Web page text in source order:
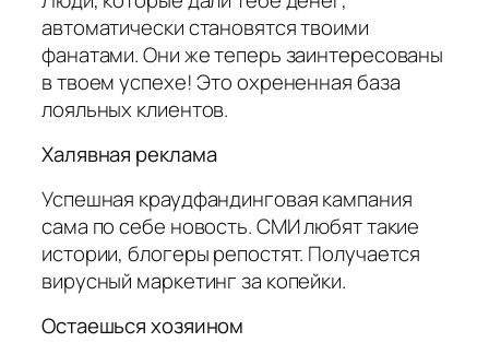
автоматически становятся твоими
фанатами. Они же теперь заинтересованы
в твоем успехе! Это охрененная база
лояльных клиентов.
Халявная реклама
Успешная краудфандинговая кампания
сама по себе новость. СМИ любят такие
истории, блогеры репостят. Получается
вирусный маркетинг за копейки.
Остаешься хозяином